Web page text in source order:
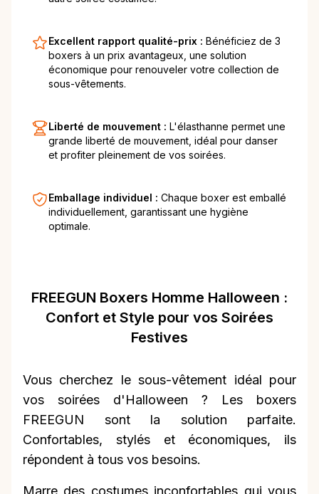
Excellent rapport qualité-prix : Bénéficiez de 3
boxers à un prix avantageux, une solution
économique pour renouveler votre collection de
sous-vêtements.
Liberté de mouvement : L'élasthanne permet une
grande liberté de mouvement, idéal pour danser
et profiter pleinement de vos soirées.
Emballage individuel : Chaque boxer est emballé
individuellement, garantissant une hygiène
optimale.
FREEGUN Boxers Homme Halloween :
Confort et Style pour vos Soirées
Festives
Vous cherchez le sous-vêtement idéal pour
vos soirées d'Halloween ? Les boxers
FREEGUN sont la solution parfaite.
Confortables, stylés et économiques, ils
répondent à tous vos besoins.
Marre des costumes inconfortables qui vous